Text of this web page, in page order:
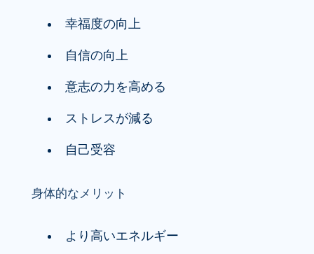
幸福度の向上
自信の向上
意志の力を高める
ストレスが減る
自己受容
身体的なメリット
より高いエネルギー